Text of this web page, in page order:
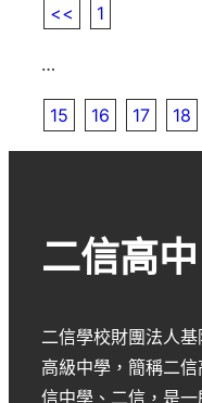
<<
1
…
15 16 17 18
二信高中
二信學校財團法人
高級中學 ，簡稱二信
信中學 、 二信 ，是